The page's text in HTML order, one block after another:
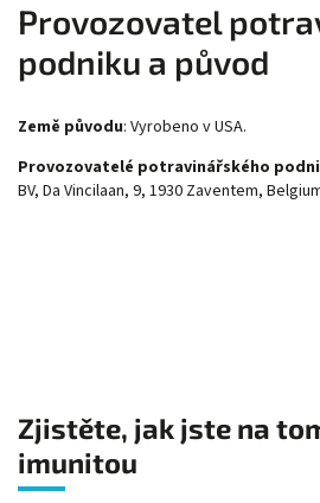
Provozovatel
podniku a původ
Země původu: Vyrobeno v USA.
Provozovatelé potravinářského
BV, Da Vincilaan, 9, 1930 Zaventem,
Zjistěte, jak jste na
imunitou